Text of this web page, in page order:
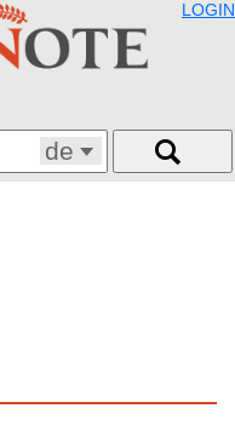
LOGIN
de